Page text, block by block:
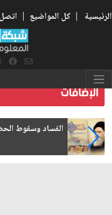
الرئيسية | كل المواضيع |
رواتب الموظفين